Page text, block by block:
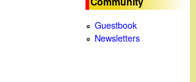
Guestbook
Newsletters